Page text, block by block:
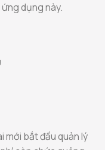
dụng này.
mới bắt đầu quản lý